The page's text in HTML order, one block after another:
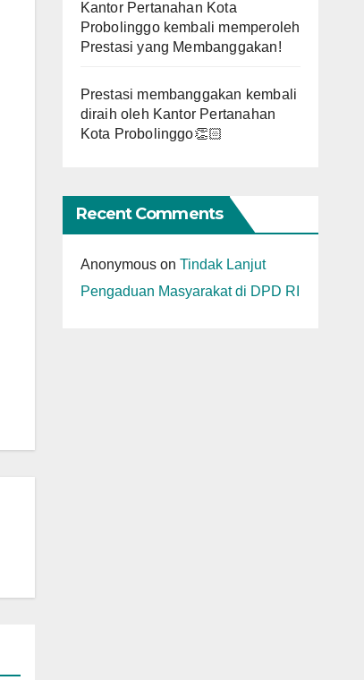
Kantor Pertanahan Kota
Probolinggo kembali memperoleh
Prestasi yang Membanggakan!
Prestasi membanggakan kembali
diraih oleh Kantor Pertanahan
Kota Probolinggo👏🏻
Recent Comments
Anonymouson Tindak Lanjut
Pengaduan Masyarakat di DPD RI